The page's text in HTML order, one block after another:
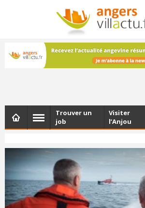
NEWSLETTER
Les dernières actualités d'Angers,
votre boîte e-mail
Trouver un
job
Visiter
l’Anjou